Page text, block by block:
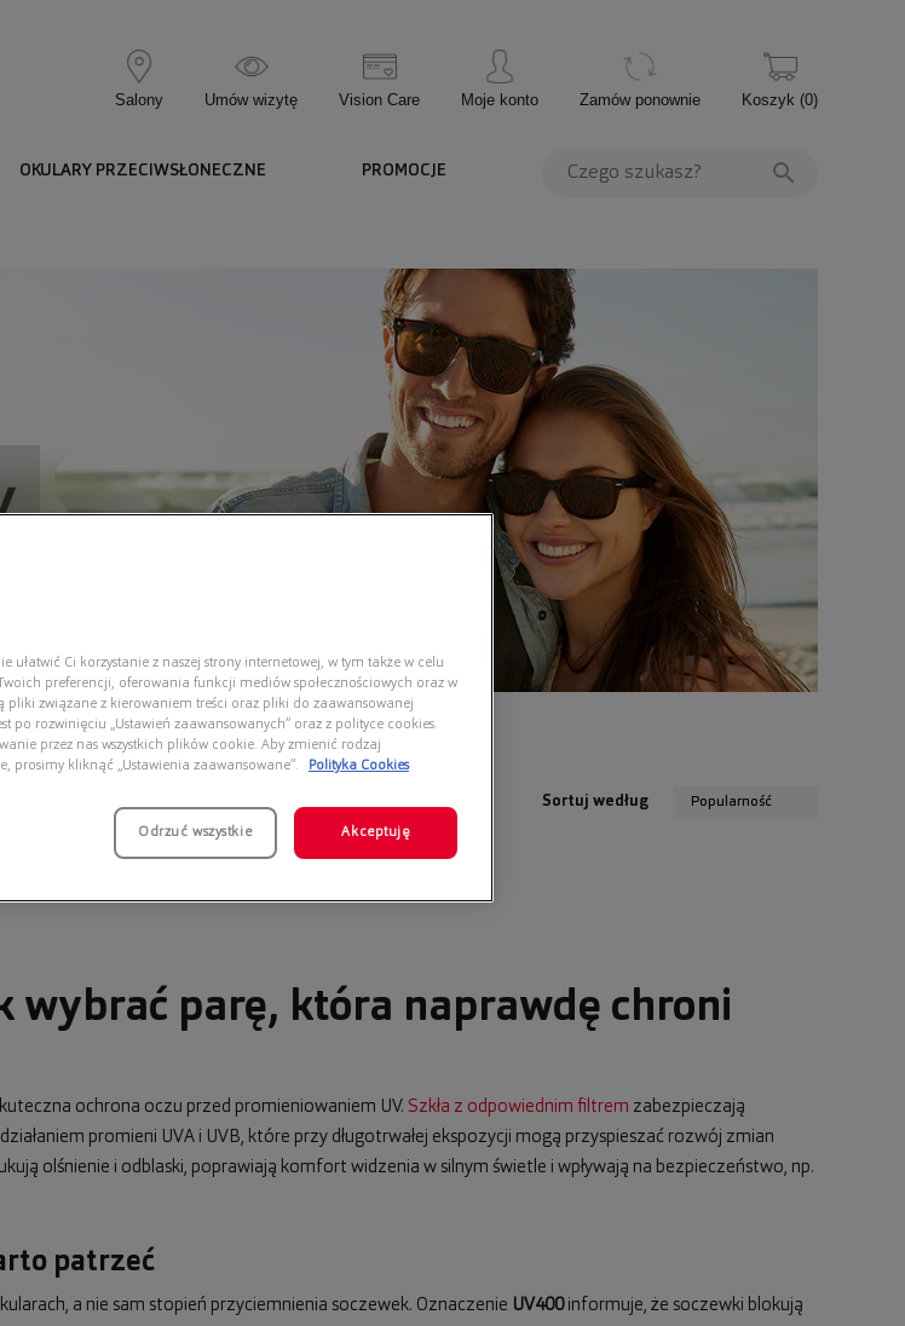
Salony Umów wizytę Vision Care Moje konto Zamów ponownie Koszyk (0)
OKULARY PRZECIWSŁONECZNE PROMOCJE
Sortuj według Popularność
wybrać parę, która naprawdę chroni
ochrona oczu przed promieniowaniem UV. Szkła z odpowiednim filtrem zabezpieczają
promieni UVA i UVB, które przy długotrwałej ekspozycji mogą przyspieszać rozwój zmian
olśnienie i odblaski, poprawiają komfort widzenia w silnym świetle i wpływają na bezpieczeństwo, np.
patrzeć
a nie sam stopień przyciemnienia soczewek. Oznaczenie UV400informuje, że soczewki blokują
ułatwić Ci korzystanie z naszej strony internetowej, w tym także w celu
preferencji, oferowania funkcji mediów społecznościowych oraz w
związane z kierowaniem treści oraz pliki do zaawansowanej
po rozwinięciu „Ustawień zaawansowanych” oraz z polityce cookies.
przez nas wszystkich plików cookie. Aby zmienić rodzaj
prosimy kliknąć „Ustawienia zaawansowane”.
Polityka Cookies
Odrzuć wszystkie Akceptuję